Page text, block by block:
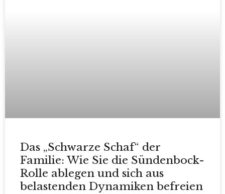
Das „Schwarze Schaf“ der
Familie: Wie Sie die Sündenbock-
Rolle ablegen und sich aus
belastenden Dynamiken befreien